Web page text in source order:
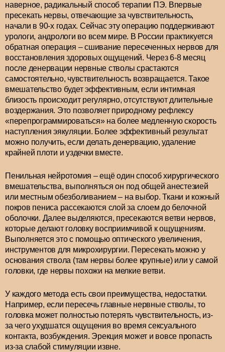
наверное, радикальный способ терапии ПЭ. Впервые
пресекать нервы, отвечающие за чувствительность,
начали в 90-х годах. Сейчас эту операцию поддерживают
урологи, андрологи во всем мире. В России практикуется
обратная операция – сшивание пересеченных нервов для
восстановления здоровых ощущений. Через 6-8 месяц
после денервации нервные стволы срастаются
самостоятельно, чувствительность возвращается. Такое
вмешательство будет эффективным, если интимная
близость происходит регулярно, отсутствуют длительные
воздержания. Это позволяет природному рефлексу
«перепрограммироваться» на более медленную скорость
наступления эякуляции. Более эффективный результат
можно получить, если делать денервацию, удаление
крайней плоти и уздечки вместе.
Пенильная нейротомия – ещё один способ хирургического
вмешательства, выполняться он под общей анестезией
или местным обезболиванием – на выбор. Ткани и кожный
покров пениса рассекаются слой за слоем до белочной
оболочки. Далее выделяются, пресекаются ветви нервов,
которые делают головку восприимчивой к ощущениям.
Выполняется это с помощью оптического увеличения,
инструментов для микрохирургии. Пересекать можно у
основания ствола (там нервы более крупные) или у самой
головки, где нервы похожи на мелкие ветви.
У каждого метода есть свои преимущества, недостатки.
Например, если пересечь главные нервные стволы, то
головка может полностью потерять чувствительность, из-
за чего ухудшатся ощущения во время сексуального
контакта, возбуждения. Эрекция может и вовсе пропасть
из-за слабой стимуляции извне.